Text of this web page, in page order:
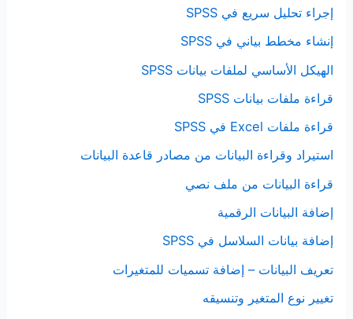
إجراء تحليل سريع في SPSS
إنشاء مخطط بياني في SPSS
الهيكل الأساسي لملفات بيانات SPSS
قراءة ملفات بيانات SPSS
قراءة ملفات Excel في SPSS
استيراد وقراءة البيانات من مصادر قاعدة البيانات
قراءة البيانات من ملف نصي
إضافة البيانات الرقمية
إضافة بيانات السلاسل في SPSS
تعريف البيانات – إضافة تسميات للمتغيرات
تغيير نوع المتغير وتنسيقه